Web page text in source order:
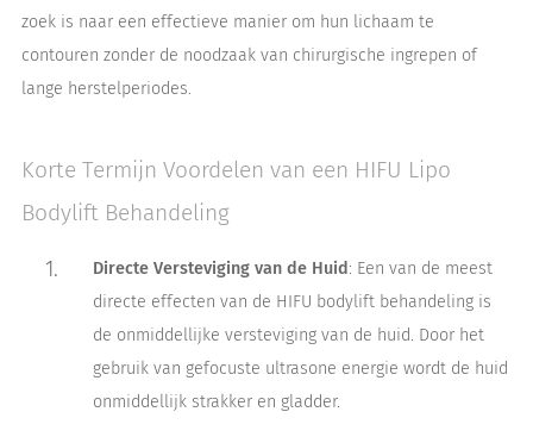
zoek is naar een effectieve manier om hun lichaam te
contouren zonder de noodzaak van chirurgische ingrepen of
lange herstelperiodes.
Korte Termijn Voordelen van een HIFU Lipo
Bodylift Behandeling
Directe Versteviging van de Huid : Een van de meest
directe effecten van de HIFU bodylift behandeling is
de onmiddellijke versteviging van de huid. Door het
gebruik van gefocuste ultrasone energie wordt de huid
onmiddellijk strakker en gladder.